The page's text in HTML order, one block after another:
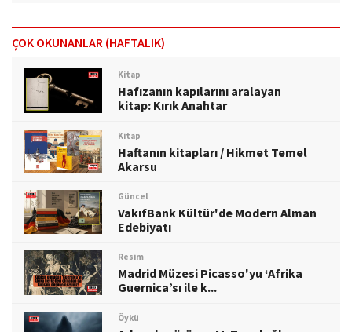
ÇOK OKUNANLAR (HAFTALIK)
Kitap
Hafızanın kapılarını aralayan
kitap: Kırık Anahtar
Kitap
Haftanın kitapları / Hikmet Temel
Akarsu
Güncel
VakıfBank Kültür'de Modern Alman
Edebiyatı
Resim
Madrid Müzesi Picasso'yu ‘Afrika
Guernica’sı ile k...
Öykü